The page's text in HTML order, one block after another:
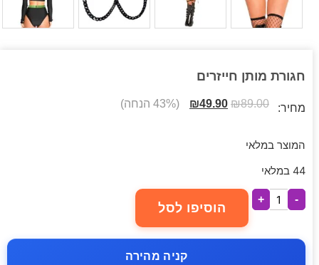
חגורת מותן חייזרים
מחיר: ₪89.00
₪49.90 (43% הנחה)
המוצר במלאי
44 במלאי
-
+
הוסיפו לסל
קניה מהירה